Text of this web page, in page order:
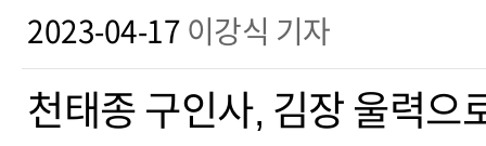
2023-04-17 이강식 기자
천태종 구인사, 김장 울력으